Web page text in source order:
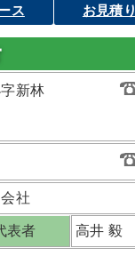
ス お見積り
新林
社
表者 高井 毅